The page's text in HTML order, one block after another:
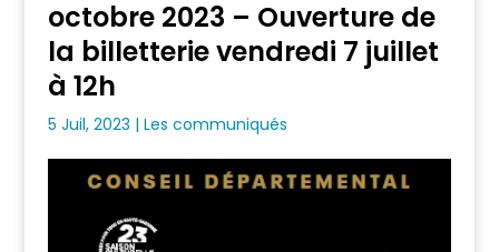
octobre 2023 – Ouverture de
la billetterie vendredi 7 juillet
à 12h
5 Juil, 2023 | Les communiqués